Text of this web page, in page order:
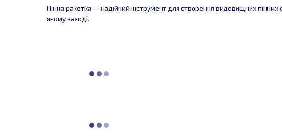
Пінна ракетка — надійний інструмент для створення видовищних пінних
якому заході.